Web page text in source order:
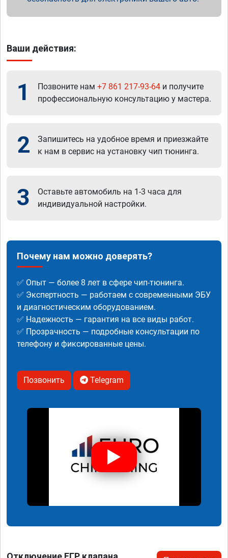
Ваши действия:
1 Позвоните нам +7 861 217-93-64 и получите
профессиональную консультацию у мастера.
2
Запишитесь на удобное время и приезжайте
к нам в сервис на установку чип тюнинга.
3
Оставьте автомобиль на 1-3 часа для
индивидуальной настройки.
Почему нам можно доверять?
✅ Опыт — более 8 лет в сфере чип-тюнинга.
✅ Экспертность — работаем с современными ЭБУ
и диагностическим оборудованием.
✅ Надежность — гарантия на все виды работ.
✅ Прозрачность — подробные консультации по
телефону и фиксированные цены.
Позвонить Telegram